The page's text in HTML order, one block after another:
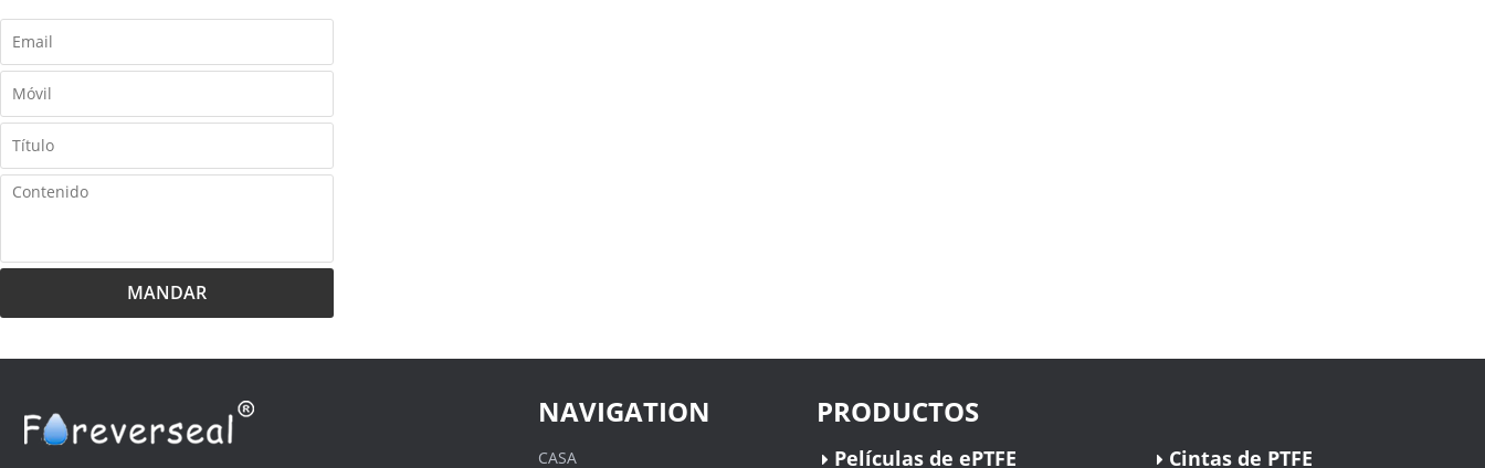
MANDAR
NAVIGATION
CASA
PRODUCTOS
Películas de ePTFE Cintas de PTFE